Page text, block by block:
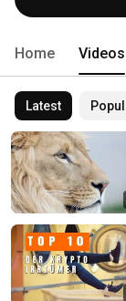
Home Videos
Latest